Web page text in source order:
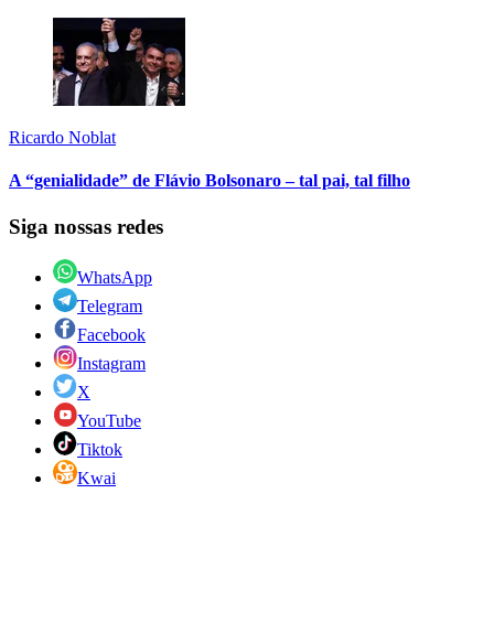
Ricardo Noblat
A “genialidade” de Flávio Bolsonaro – tal pai, tal filho
Siga nossas redes
WhatsApp
Telegram
Facebook
Instagram
X
YouTube
Tiktok
Kwai